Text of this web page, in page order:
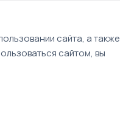
Календарь событий
сайта, а также
сайтом, вы